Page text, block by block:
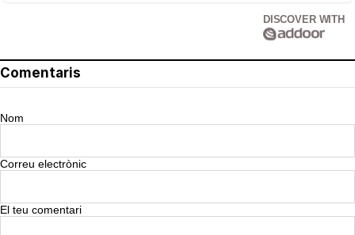
DISCOVER WITH
Comentaris
Nom
Correu electrònic
El teu comentari